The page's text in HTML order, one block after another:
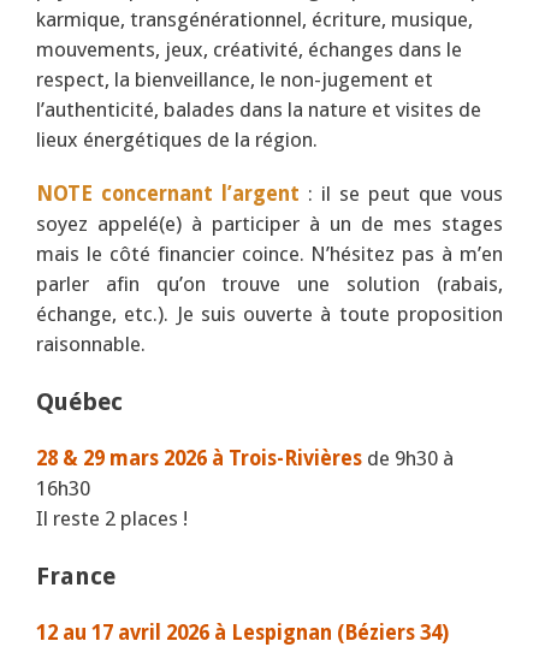
karmique, transgénérationnel, écriture, musique,
mouvements, jeux, créativité, échanges dans le
respect, la bienveillance, le non-jugement et
l’authenticité, balades dans la nature et visites de
lieux énergétiques de la région.
NOTE concernant l’argent : il se peut que vous
soyez appelé(e) à participer à un de mes stages
mais le côté financier coince. N’hésitez pas à m’en
parler afin qu’on trouve une solution (rabais,
échange, etc.). Je suis ouverte à toute proposition
raisonnable.
Québec
28 & 29 mars 2026 à Trois-Rivières de 9h30 à
16h30
Il reste 2 places !
France
12 au 17 avril 2026 à Lespignan (Béziers 34)